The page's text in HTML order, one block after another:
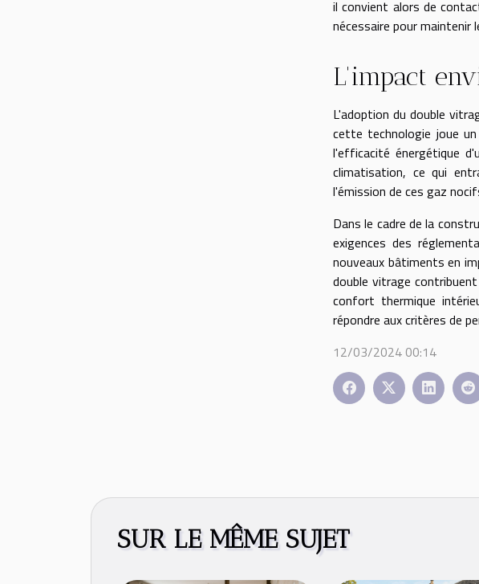
il convient alors de
nécessaire pour maintenir
L'impact
L'adoption du double
cette technologie joue
l'efficacité énergétique
climatisation, ce qui
l'émission de ces gaz
Dans le cadre de la
exigences des
nouveaux bâtiments en
double vitrage
confort thermique
répondre aux critères de
12/03/2024 00:14
SUR LE MÊME SUJET